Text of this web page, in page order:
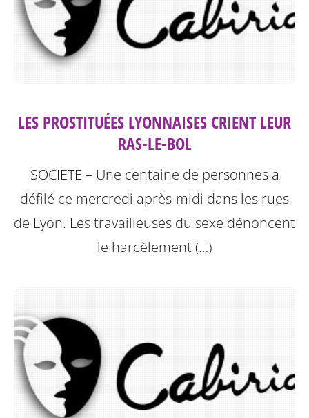
LES PROSTITUÉES LYONNAISES CRIENT LEUR
RAS-LE-BOL
SOCIETE – Une centaine de personnes a
défilé ce mercredi après-midi dans les rues
de Lyon. Les travailleuses du sexe dénoncent
le harcèlement (…)